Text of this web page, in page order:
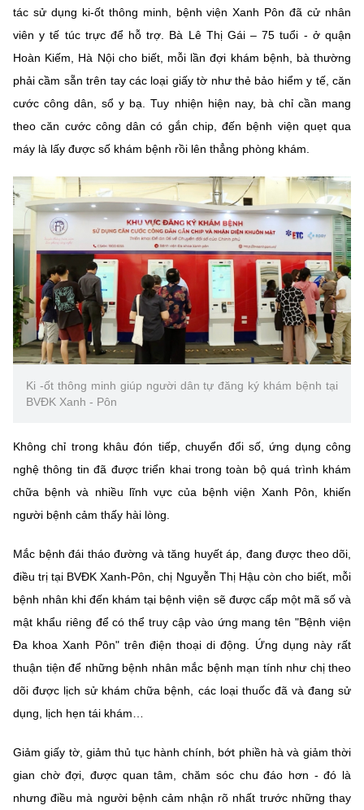
tác sử dụng ki-ốt thông minh, bệnh viện Xanh Pôn đã cử nhân
viên y tế túc trực để hỗ trợ. Bà Lê Thị Gái – 75 tuổi - ở quận
Hoàn Kiếm, Hà Nội cho biết, mỗi lần đợi khám bệnh, bà thường
phải cầm sẵn trên tay các loại giấy tờ như thẻ bảo hiểm y tế, căn
cước công dân, sổ y bạ. Tuy nhiện hiện nay, bà chỉ cần mang
theo căn cước công dân có gắn chip, đến bệnh viện quẹt qua
máy là lấy được số khám bệnh rồi lên thẳng phòng khám.
Ki -ốt thông minh giúp người dân tự đăng ký khám bệnh tại
BVĐK Xanh - Pôn
Không chỉ trong khâu đón tiếp, chuyển đổi số, ứng dụng công
nghệ thông tin đã được triển khai trong toàn bộ quá trình khám
chữa bệnh và nhiều lĩnh vực của bệnh viện Xanh Pôn, khiến
người bệnh cảm thấy hài lòng.
Mắc bệnh đái tháo đường và tăng huyết áp, đang được theo dõi,
điều trị tại BVĐK Xanh-Pôn, chị Nguyễn Thị Hậu còn cho biết, mỗi
bệnh nhân khi đến khám tại bệnh viện sẽ được cấp một mã số và
mật khẩu riêng để có thể truy cập vào ứng mang tên "Bệnh viện
Đa khoa Xanh Pôn" trên điện thoại di động. Ứng dụng này rất
thuận tiện để những bệnh nhân mắc bệnh mạn tính như chị theo
dõi được lịch sử khám chữa bệnh, các loại thuốc đã và đang sử
dụng, lịch hẹn tái khám…
Giảm giấy tờ, giảm thủ tục hành chính, bớt phiền hà và giảm thời
gian chờ đợi, được quan tâm, chăm sóc chu đáo hơn - đó là
nhưng điều mà người bệnh cảm nhận rõ nhất trước những thay